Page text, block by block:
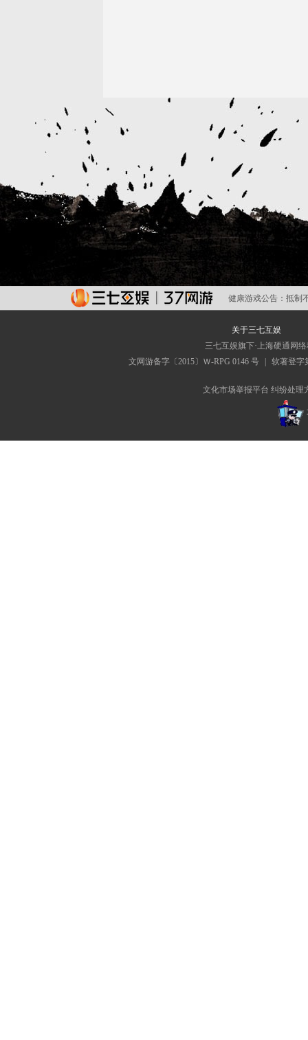
健康游戏公告： 抵制
关于三七互娱
三七互娱旗下·上海硬通网
文网游备字〔2015〕Ｗ-RPG 0146 号
软著登字
文化市场举报平台 纠纷处理